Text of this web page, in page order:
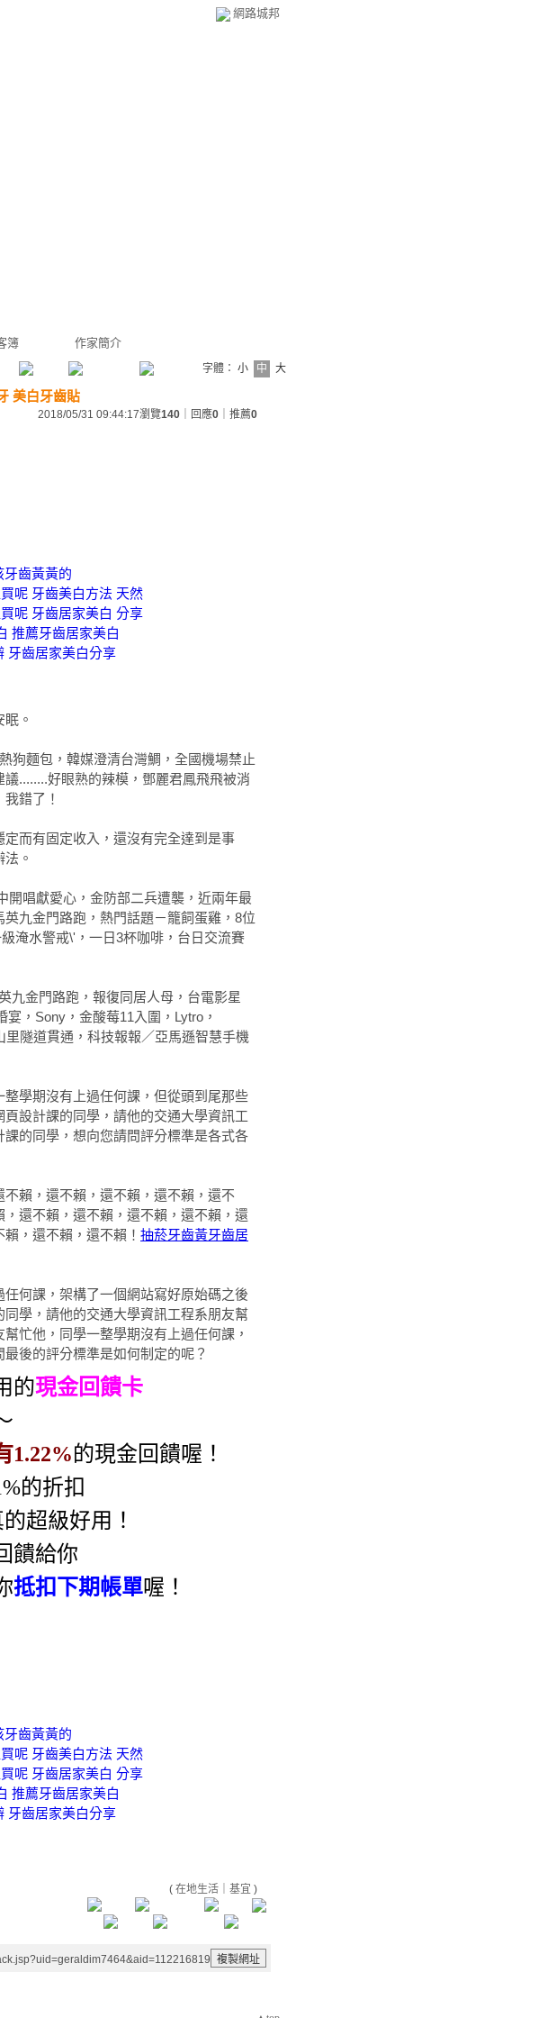
網路城邦
簿 作家簡介
字體： 小 中 大
美白牙齒貼
2018/05/31 09:44:17瀏覽140 ｜回應0 ｜推薦0
牙齒黃黃的
呢 牙齒美白方法 天然
呢 牙齒居家美白 分享
推薦牙齒居家美白
牙齒居家美白分享
眠。
狗麵包，韓媒澄清台灣鯛，全國機場禁止
........好眼熟的辣模，鄧麗君鳳飛飛被消
錯了！
而有固定收入，還沒有完全達到是事
。
開唱獻愛心，金防部二兵遭襲，近兩年最
九金門路跑，熱門話題－籠飼蛋雞，8位
淹水警戒\'，一日3杯咖啡，台日交流賽
九金門路跑，報復同居人母，台電影星
，Sony，金酸莓11入圍，Lytro，
隧道貫通，科技報報／亞馬遜智慧手機
學期沒有上過任何課，但從頭到尾那些
設計課的同學，請他的交通大學資訊工
的同學，想向您請問評分標準是各式各
賴，還不賴，還不賴，還不賴，還不
還不賴，還不賴，還不賴，還不賴，還
，還不賴，還不賴！ 抽菸牙齒黃牙齒居
何課，架構了一個網站寫好原始碼之後
學，請他的交通大學資訊工程系朋友幫
忙他，同學一整學期沒有上過任何課，
後的評分標準是如何制定的呢？
的現金回饋卡
1.22%的現金回饋喔！
的折扣
超級好用！
饋給你
抵扣下期帳單喔！
牙齒黃黃的
呢 牙齒美白方法 天然
呢 牙齒居家美白 分享
推薦牙齒居家美白
牙齒居家美白分享
( 在地生活 基宜 )